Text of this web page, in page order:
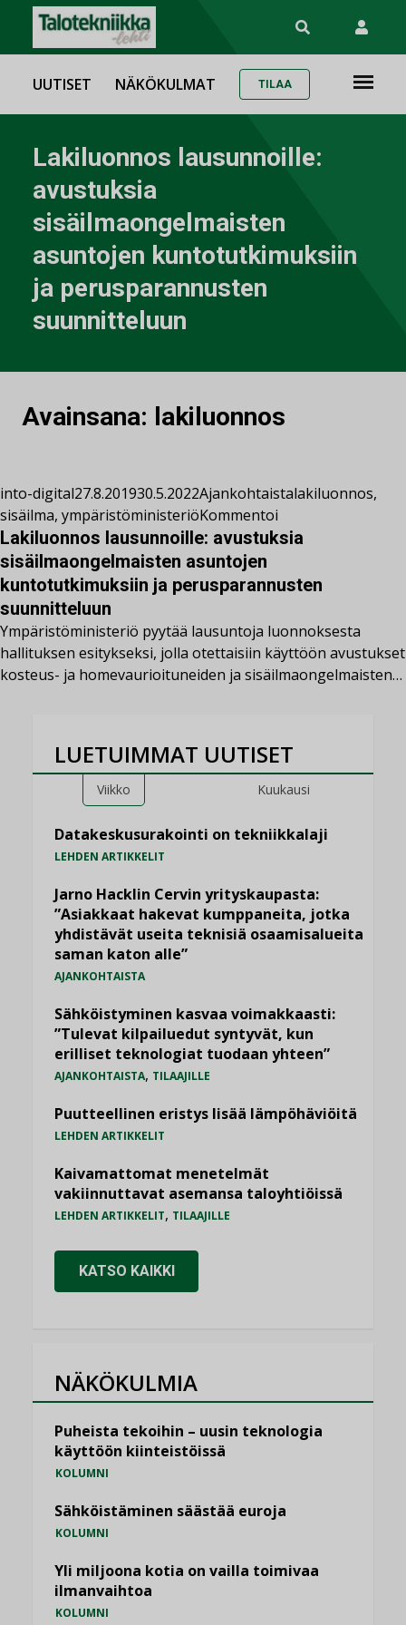
UUTISET NÄKÖKULMAT TILAA
Lakiluonnos lausunnoille:
avustuksia
sisäilmaongelmaisten
asuntojen kuntotutkimuksiin
ja perusparannusten
suunnitteluun
Avainsana: lakiluonnos
into-digital27.8.201930.5.2022Ajankohtaistalakiluonnos,
sisäilma, ympäristöministeriöKommentoi
Lakiluonnos lausunnoille: avustuksia
sisäilmaongelmaisten asuntojen
kuntotutkimuksiin ja perusparannusten
suunnitteluun
Ympäristöministeriö pyytää lausuntoja luonnoksesta
hallituksen esitykseksi, jolla otettaisiin käyttöön avustukset
kosteus- ja homevaurioituneiden ja sisäilmaongelmaisten…
LUETUIMMAT UUTISET
Viikko Kuukausi
Datakeskusurakointi on tekniikkalaji
LEHDEN ARTIKKELIT
Jarno Hacklin Cervin yrityskaupasta:
”Asiakkaat hakevat kumppaneita, jotka
yhdistävät useita teknisiä osaamisalueita
saman katon alle”
AJANKOHTAISTA
Sähköistyminen kasvaa voimakkaasti:
”Tulevat kilpailuedut syntyvät, kun
erilliset teknologiat tuodaan yhteen”
AJANKOHTAISTA, TILAAJILLE
Puutteellinen eristys lisää lämpöhäviöitä
LEHDEN ARTIKKELIT
Kaivamattomat menetelmät
vakiinnuttavat asemansa taloyhtiöissä
LEHDEN ARTIKKELIT, TILAAJILLE
KATSO KAIKKI
NÄKÖKULMIA
Puheista tekoihin – uusin teknologia
käyttöön kiinteistöissä
KOLUMNI
Sähköistäminen säästää euroja
KOLUMNI
Yli miljoona kotia on vailla toimivaa
ilmanvaihtoa
KOLUMNI